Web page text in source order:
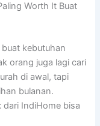
Worth It Buat
kebutuhan
orang juga lagi cari
di awal, tapi
bulanan.
dari IndiHome bisa